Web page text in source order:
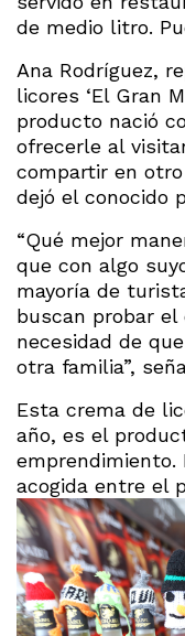
de medio litro.
Ana Rodríguez,
licores ‘El Gran
producto nació
ofrecerle al
compartir en
dejó el conocido
“Qué mejor
que con algo
mayoría de
buscan probar el
necesidad de
otra familia”,
Esta crema de
año, es el
acogida entre el